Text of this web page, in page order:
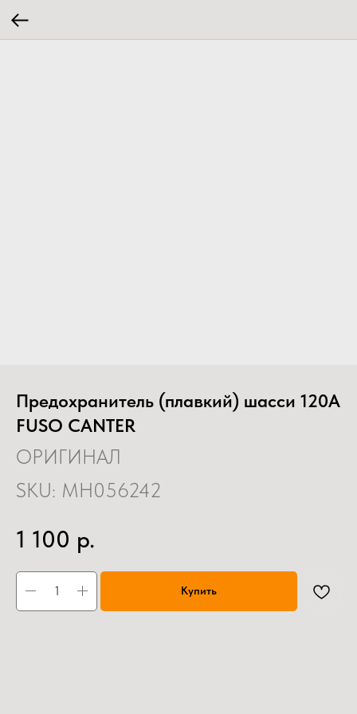
Предохранитель (плавкий) шасси 120А
FUSO CANTER
ОРИГИНАЛ
SKU: MH056242
1 100 р.
Купить